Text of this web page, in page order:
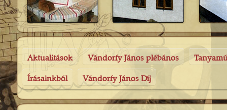
Aktualitások Vándorfy János plébános
Írásainkból Vándorfy János Díj